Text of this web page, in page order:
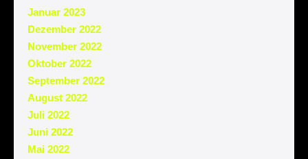
Januar 2023
Dezember 2022
November 2022
Oktober 2022
September 2022
August 2022
Juli 2022
Juni 2022
Mai 2022